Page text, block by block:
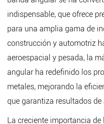
indispensable, que ofrece
para una amplia gama de
construcción y automotriz
aeroespacial y pesada, la
angular ha redefinido los
metales, mejorando la
que garantiza resultados de
La creciente importancia